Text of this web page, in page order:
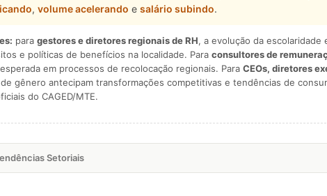
, volume acelerando e salário subindo.
para gestores e diretores regionais de RH, a evolução da
e políticas de benefícios na localidade. Para consultores de
em processos de recolocação regionais. Para CEOs, diretores
gênero antecipam transformações competitivas e tendências de
do CAGED/MTE.
Setoriais